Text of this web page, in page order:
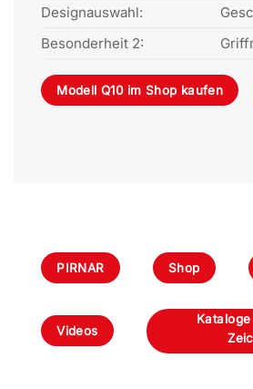
Designauswahl:
Besonderheit 2:
Modell Q10 im Shop kaufen
PIRNAR Shop
Videos